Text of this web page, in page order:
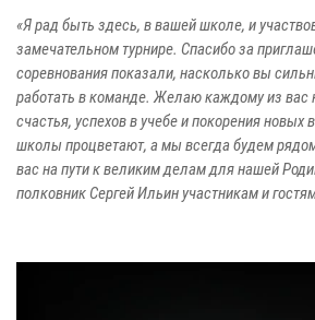
«Я рад быть здесь, в вашей школе, и
замечательном турнире. Спасибо за
соревнования показали, насколько вы
работать в команде. Желаю каждому из вас
счастья, успехов в учебе и покорения
школы процветают, а мы всегда будем
вас на пути к великим делам для нашей
полковник Сергей Ильин участникам и